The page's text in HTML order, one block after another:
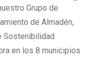
Grupo de
de Almadén,
Sostenibilidad
en los 8 municipios